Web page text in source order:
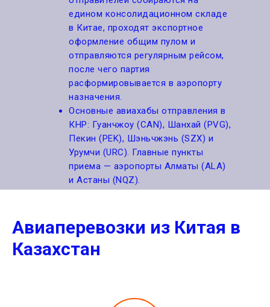
едином консолидационном складе
в Китае, проходят экспортное
оформление общим пулом и
отправляются регулярным рейсом,
после чего партия
расформировывается в аэропорту
назначения.
Основные авиахабы отправления в
КНР: Гуанчжоу (CAN), Шанхай (PVG),
Пекин (PEK), Шэньчжэнь (SZX) и
Урумчи (URC). Главные пункты
приема — аэропорты Алматы (ALA)
и Астаны (NQZ).
Авиаперевозки из Китая в
Казахстан